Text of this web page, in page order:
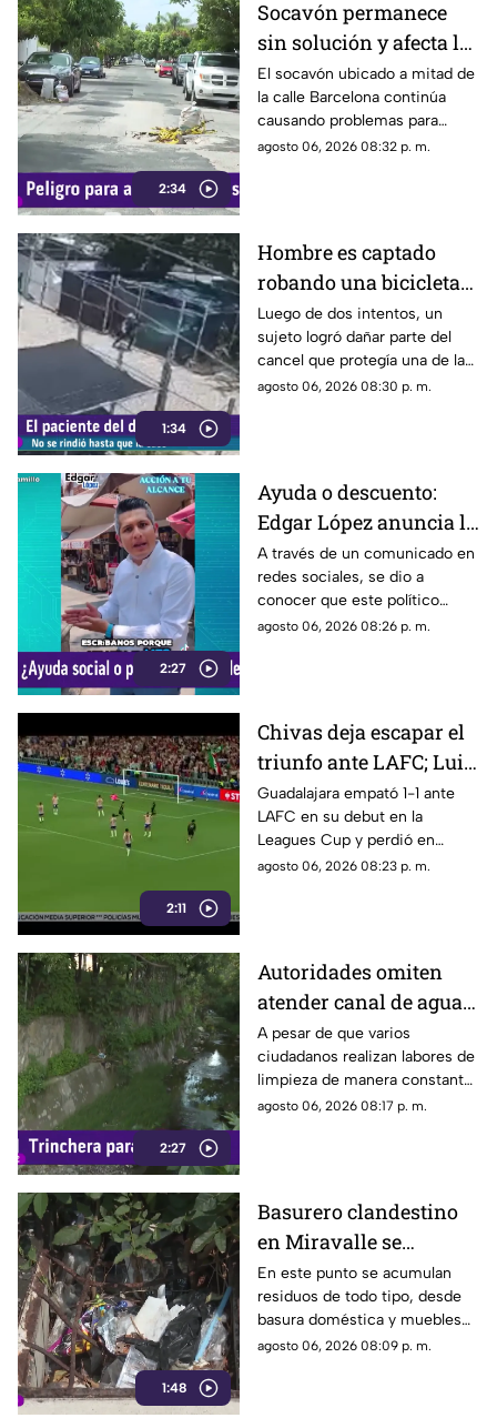
2:34
Socavón permanece
sin solución y afecta la
circulación en calle
Barcelona
El socavón ubicado a mitad de
la calle Barcelona continúa
causando problemas para
quienes circulan por la zona,
agosto 06, 2026 08:32 p. m.
1:34
Hombre es captado
robando una bicicleta
al ingresar a cochera
ajena en calle Rancho
Rodeo
Luego de dos intentos, un
sujeto logró dañar parte del
cancel que protegía una de las
puertas de una cochera
agosto 06, 2026 08:30 p. m.
2:27
Ayuda o descuento:
Edgar López anuncia la
nueva estrategia para
ayudar algunas
familias
A través de un comunicado en
redes sociales, se dio a
conocer que este político
presuntamente busca ayudar a
agosto 06, 2026 08:26 p. m.
2:11
Chivas deja escapar el
triunfo ante LAFC; Luis
Romo es señalado por
su cobro en penales
Guadalajara empató 1-1 ante
LAFC en su debut en la
Leagues Cup y perdió en
penales; Luis Romo fue
agosto 06, 2026 08:23 p. m.
2:27
Autoridades omiten
atender canal de agua
contaminado en
Tonalá
A pesar de que varios
ciudadanos realizan labores de
limpieza de manera constante
en la zona, algunas personas
agosto 06, 2026 08:17 p. m.
1:48
Basurero clandestino
en Miravalle se
convierte en un foco de
infección por
acumulación de
residuos.
En este punto se acumulan
residuos de todo tipo, desde
basura doméstica y muebles
viejos hasta animales muertos,
agosto 06, 2026 08:09 p. m.